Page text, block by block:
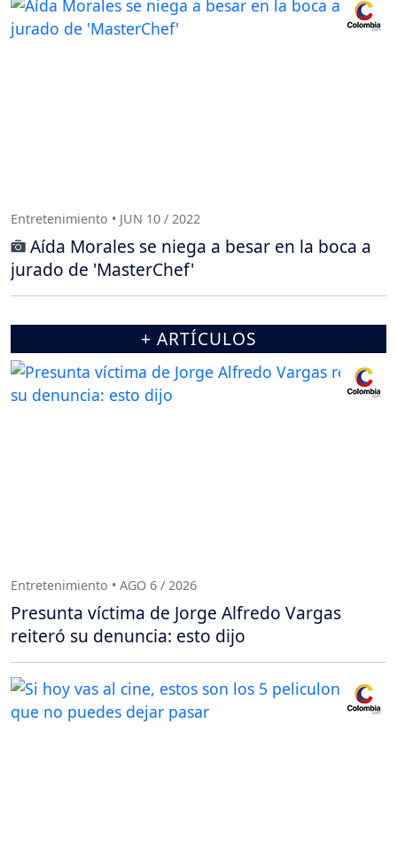
Entretenimiento • JUN 10 / 2022
Aída Morales se niega a besar en la boca a
jurado de 'MasterChef'
+ ARTÍCULOS
Entretenimiento • AGO 6 / 2026
Presunta víctima de Jorge Alfredo Vargas
reiteró su denuncia: esto dijo